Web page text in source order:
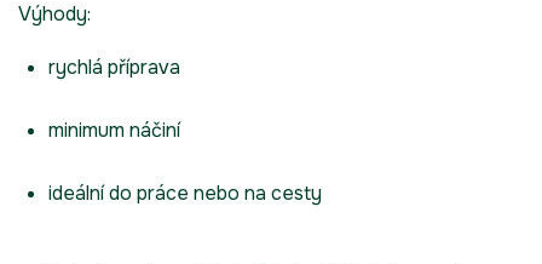
Výhody:
rychlá příprava
minimum náčiní
ideální do práce nebo na cesty